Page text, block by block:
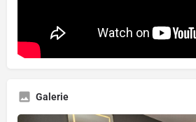
Galerie